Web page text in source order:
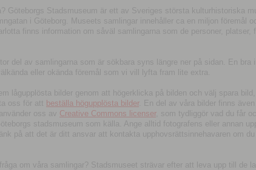
Göteborgs Stadsmuseum är ett av Sveriges största kulturhistoriska
i Göteborg. Museets samlingar innehåller ca en miljon föremål
finns information om såväl samlingarna som de personer, platser,
del av samlingarna som är sökbara syns längre ner på sidan. En bra
eller okända föremål som vi vill lyfta fram lite extra.
lågupplösta bilder genom att högerklicka på bilden och välj spara
oss för att beställa högupplösta bilder. En del av våra bilder finns
oss av Creative Commons licenser, som tydliggör vad du får
stadsmuseum som källa. Ange alltid fotografens eller annan
på att det är ditt ansvar att kontakta upphovsrättsinnehavaren om
om våra samlingar? Stadsmuseet strävar efter att leva upp till de